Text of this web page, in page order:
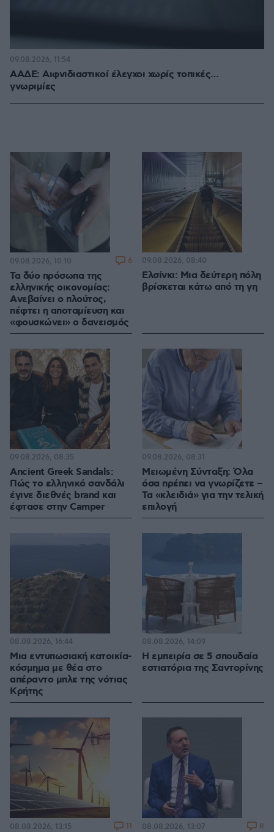
ΑΑΔΕ: Αιφνιδιαστικοί έλεγχοι χωρίς τοπικές…
γνωριμίες
09.08.2026, 11:54
Τα δύο πρόσωπα της
ελληνικής οικονομίας:
Aνεβαίνει ο πλούτος,
πέφτει η αποταμίευση και
«φουσκώνει» ο δανεισμός
09.08.2026, 10:10 6
Ελσίνκι: Mια δεύτερη πόλη
βρίσκεται κάτω από τη γη
09.08.2026, 08:40
Ancient Greek Sandals:
Πώς το ελληνικό σανδάλι
έγινε διεθνές brand και
έφτασε στην Camper
09.08.2026, 08:35
Μειωμένη Σύνταξη: Όλα
όσα πρέπει να γνωρίζετε –
Τα «κλειδιά» για την τελική
επιλογή
09.08.2026, 08:31
Μια εντυπωσιακή κατοικία-
κόσμημα με θέα στο
απέραντο μπλε της νότιας
Κρήτης
08.08.2026, 16:44
Η εμπειρία σε 5 σπουδαία
εστιατόρια της Σαντορίνης
08.08.2026, 14:09
08.08.2026, 13:15 11 08.08.2026, 13:07 8